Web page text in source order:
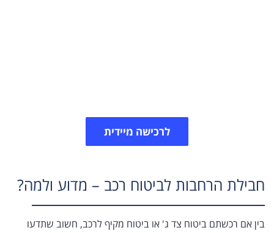
לרכישה מיידית
חבילת הרחבות לביטוח רכב – מדוע ולמה?
בין אם רכשתם ביטוח צד ג' או ביטוח מקיף לרכב, חשוב שתדעו